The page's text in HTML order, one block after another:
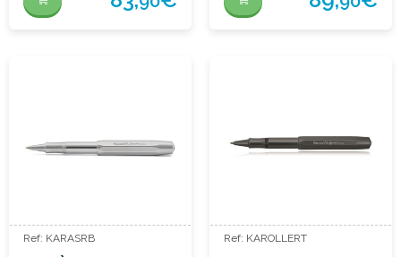
Ref: KARASRB Ref: KAROLLERT